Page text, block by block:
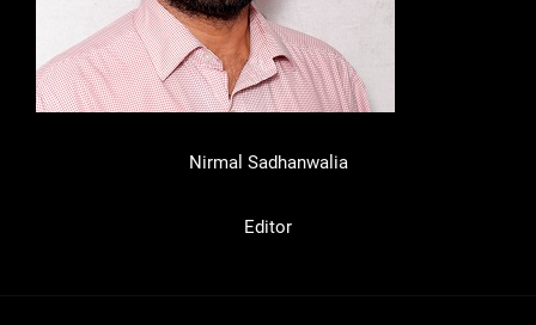
Nirmal Sadhanwalia
Editor